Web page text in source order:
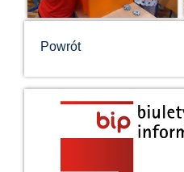
Powrót